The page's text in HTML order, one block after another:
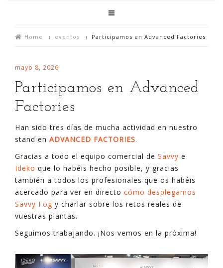
Home › eventos › Participamos en Advanced Factories
mayo 8, 2026
Participamos en Advanced
Factories
Han sido tres días de mucha actividad en nuestro
stand en ADVANCED FACTORIES.
Gracias a todo el equipo comercial de Savvy e
Ideko que lo habéis hecho posible, y gracias
también a todos los profesionales que os habéis
acercado para ver en directo cómo desplegamos
Savvy Fog y charlar sobre los retos reales de
vuestras plantas.
Seguimos trabajando. ¡Nos vemos en la próxima!